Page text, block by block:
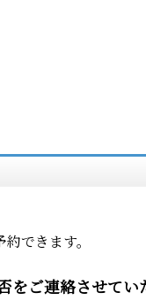
できます。
ご連絡させてい